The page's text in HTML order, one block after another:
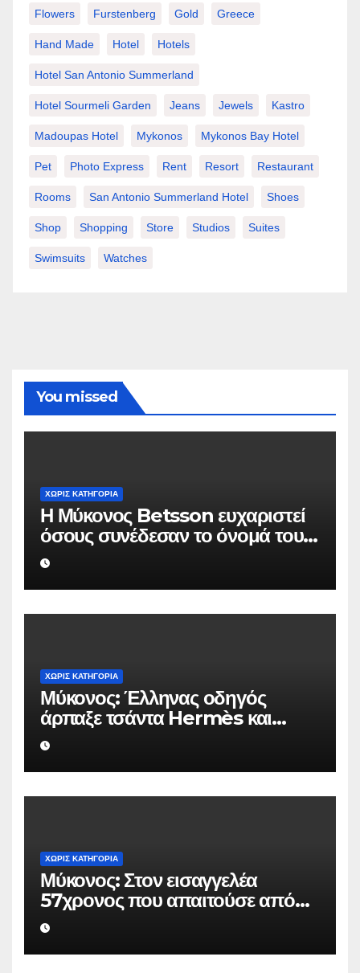
Flowers Furstenberg Gold Greece
Hand Made Hotel Hotels
Hotel San Antonio Summerland
Hotel Sourmeli Garden Jeans Jewels Kastro
Madoupas Hotel Mykonos Mykonos Bay Hotel
Pet Photo Express Rent Resort Restaurant
Rooms San Antonio Summerland Hotel Shoes
Shop Shopping Store Studios Suites
Swimsuits Watches
You missed
ΧΩΡΊΣ ΚΑΤΗΓΟΡΊΑ
Η Μύκονος Betsson ευχαριστεί
όσους συνέδεσαν το όνομά τους
με την ιστορική χρονιά
ΧΩΡΊΣ ΚΑΤΗΓΟΡΊΑ
Μύκονος: Έλληνας οδηγός
άρπαξε τσάντα Hermès και
Rolex αξίας 75.000 ευρώ από
Ουκρανό τουρίστα
ΧΩΡΊΣ ΚΑΤΗΓΟΡΊΑ
Μύκονος: Στον εισαγγελέα
57χρονος που απαιτούσε από
επιχειρηματία 80.000 ευρώ για
να μην κάνει καταγγελίες σε
βάρος του